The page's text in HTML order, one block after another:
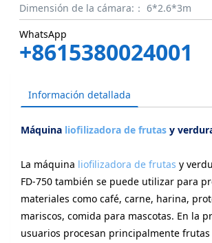
Dimensión de la cámara:： 6*2.6*3m
WhatsApp
+8615380024001
Información detallada
Máquina liofilizadora de frutas y
La máquina liofilizadora de frutas y
FD-750 también se puede utilizar para
materiales como café, carne, harina,
mariscos, comida para mascotas. En la
usuarios procesan principalmente frutas